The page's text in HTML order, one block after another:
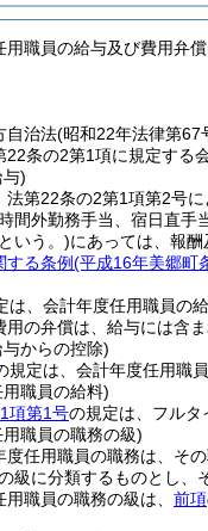
用職員の給与及び費用弁
自治法(昭和22年法律第67
条の2第1項に規定する
)
法第22条の2第1項第2号
間外勤務手当、宿日直
いう。)にあっては、報酬
する条例(平成16年美郷町
は、会計年度任用職員の
の弁償は、給与には含ま
からの控除)
規定は、会計年度任用職
職員の給料)
項第1号の規定は、フルタ
職員の職務の級)
度任用職員の職務は、そ
級に分類するものとし、
職員の職務の級は、 前項